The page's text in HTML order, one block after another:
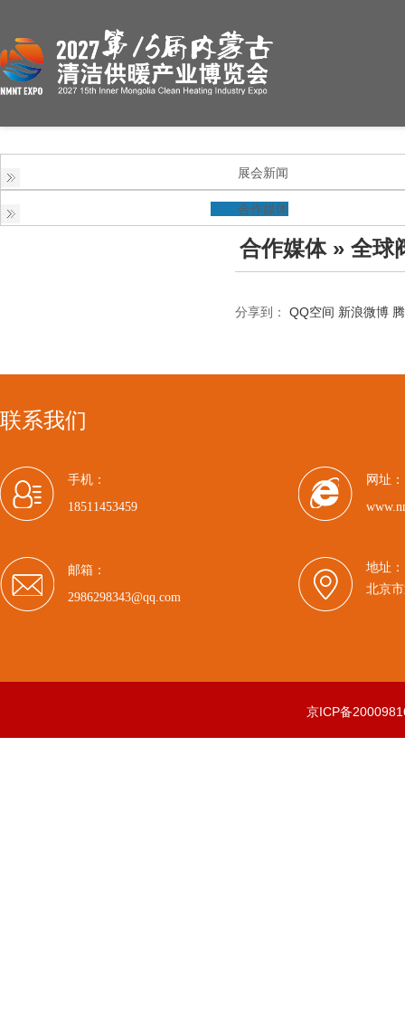
展会新闻
合作媒体
合作媒体» 全球
分享到： QQ空间 新浪微博
联系我们
手机：
18511453459
网址：
邮箱：
2986298343@qq.com
地址：
北京
京ICP备